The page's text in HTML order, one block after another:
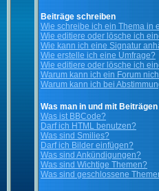
Beiträge schreiben
Wie schreibe ich ein Thema in
Wie editiere oder lösche ich
Wie kann ich eine Signatur
Wie erstelle ich eine Umfrage?
Wie editiere oder lösche ich
Warum kann ich ein Forum
Warum kann ich bei
Was man in und mit
Was ist BBCode?
Darf ich HTML benutzen?
Was sind Smilies?
Darf ich Bilder einfügen?
Was sind Ankündigungen?
Was sind Wichtige Themen?
Was sind geschlossene